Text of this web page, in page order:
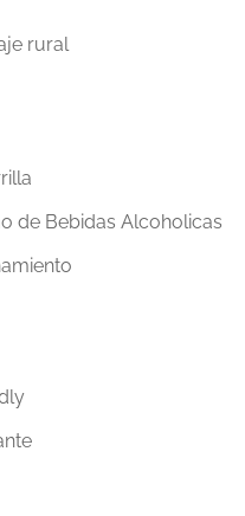
rural
de Bebidas Alcoholicas